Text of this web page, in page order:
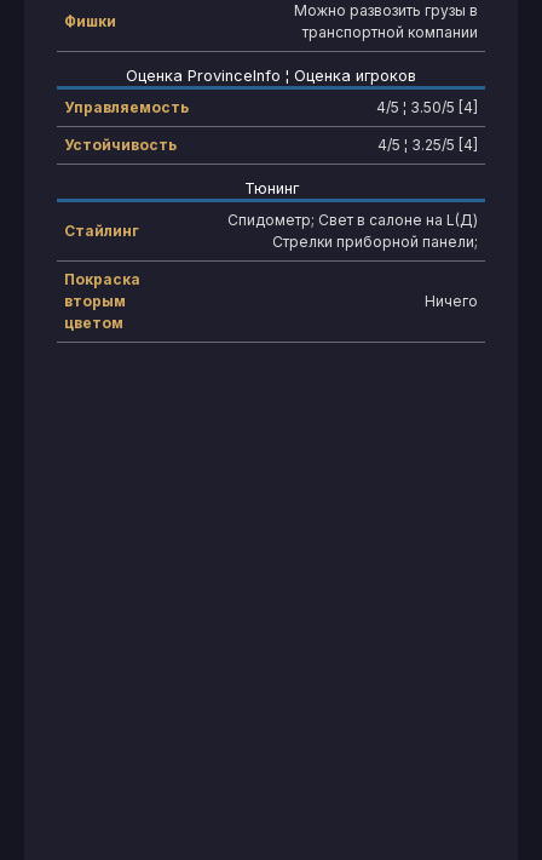
Фишки
Можно развозить грузы в
транспортной компании
Оценка ProvinceInfo ¦ Оценка игроков
Управляемость
4/5 ¦ 3.50/5 [4]
Устойчивость 4/5 ¦ 3.25/5 [4]
Тюнинг
Стайлинг
Спидометр; Свет в салоне на L(Д)
Стрелки приборной панели;
Покраска
вторым
цветом
Ничего